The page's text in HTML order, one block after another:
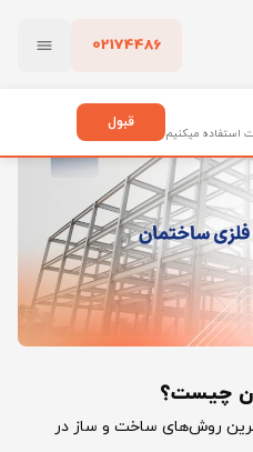
02174486
پاک کردن
چیست؟
روش‌های ساخت و ساز در
استفاده میکنیم
قبول